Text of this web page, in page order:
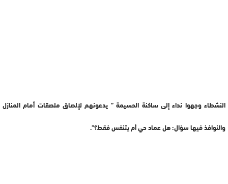
النشطاء وجهوا نداء إلى ساكنة الحسيمة ” يدعونهم لإلصاق ملصقات أمام المنازل
والنوافذ فيها سؤال: هل عماد حي أم يتنفس فقط؟”.